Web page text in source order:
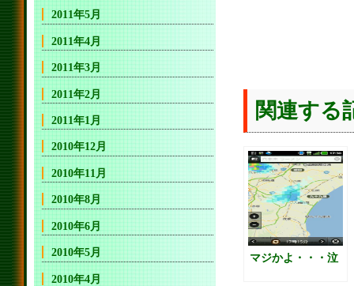
関連する
マジかよ・・・泣
2011年5月
2011年4月
2011年3月
2011年2月
2011年1月
2010年12月
2010年11月
2010年8月
2010年6月
2010年5月
2010年4月